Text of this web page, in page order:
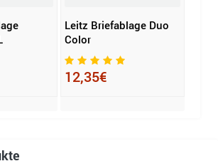
Leitz Briefablage Duo
Color
12,35€